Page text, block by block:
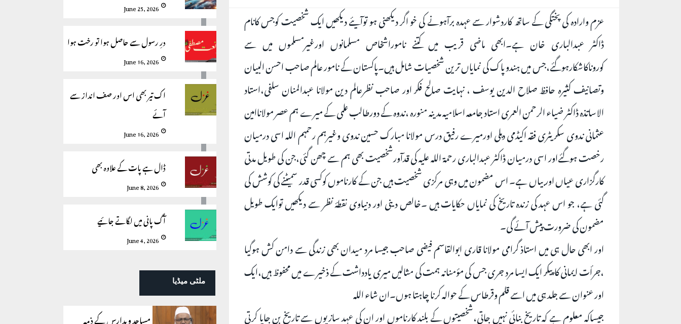
عزم وارادہ کی پختگی کے ساتھ کاردشوار سے عہدہ برآہونے کی خو اگر دیکھنی ہو توآیئے دیکھیں ایک شخصیت کوجس کانام
ڈاکٹر عبدالباری خان ہے۔ابھی ماضی قریب میں کتنے ناموراشخاص مسلمانوں اورغیرمسلموں میں سے
کوروناکاشکارہوگئے،جس میں ہندو پاک کی نمایاں ترین شخصیات شامل ہیں۔پاکستان کے نامور عالم صاحب احسن البیان
وتصانیف کثیرہ حافظ صلاح الدین یوسف ، نہایت صالح فکر اور صاحب نظرعالم دین مولانا عبدالمنان سلفی،استاد
الاساتذہ ڈاکٹر ضیاء الرحمن العمری استاد جامعہ اسلامیہ مدینہ منورہ ،ندوہ کے دورطالب علمی کے میرے ہم عصر مولاناامین
عثمانی ندوی سکریٹری فقہ اکیڈمی دہلی اورمیرے رفیق درس مولانا مبارک حسین ندوی وغیرہم رحمہم اللہ اسی درمیان
رخصت ہوگئےاور اسی درمیان ڈاکٹر عبدالباری رحمۃ اللہ علیہ کی قدآورشخصیت بھی ہم سے چھن گئی،جن کی طویل مدتی
کارگزاری عیاں اور بیاں ہے۔ اس مضمون میں وہی مرکزی شخصیت ہیں جن کے کارناموں کوکسی قدر سمیٹنے کی کوشش کی
گئی ہے، جو اس عہد کی زندہ تاریخ کی نمایاں حکایات ہیں ۔خالص دینی اور دنیاوی نقطۂ نظر سے دیکھیں توایک طویل
مضمون کی ضرورت پیش آئے گی۔
اور ابھی حال ہی میں استاذ گرامی مولانا قاری ابوالقاسم فیضی صاحب جیسا مرد میدان بھی زندگی سے دامن کش ہوگیا
،جرأت ایمانی کاپیکر ایک ایسا مرد جری جس کی مؤمنانہ ہمت کی مثالیں میری یادداشت کے ذخیرے میں محفوظ ہیں،ایک
اور عنوان سے جلد ہی میں اسے قلم وقرطاس کے حوالہ کرنا چاہتا ہوں۔ان شاء اللہ
جیساکہ معلوم ہے کہ تاریخ بنائی نہیں جاتی،شخصیتوں کے بلند کارناموں اور ان کی عہد سازیوں سے تاریخ بن جایا کرتی
June 25, 2026
درِ رسول سے حاصل ہوا تو رخت ہوا
June 16, 2026
اک تیر بھی اس اور صف انداز سے
آئے
June 16, 2026
ڈال ہے پات کے علاوہ بھی
June 8, 2026
آگ پانی میں لگاتے جائیے
June 4, 2026
ملٹی میڈیا
مساجد و مدارس کے ذمہ